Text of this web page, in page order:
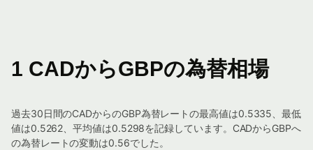
1 CADからGBPの為替相場
過去30日間のCADからのGBP為替レートの最高値は0.5335、最低
値は0.5262、平均値は0.5298を記録しています。CADからGBPへ
の為替レートの変動は0.56でした。